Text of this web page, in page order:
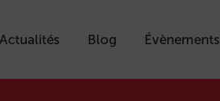
Actualités Blog Évènements